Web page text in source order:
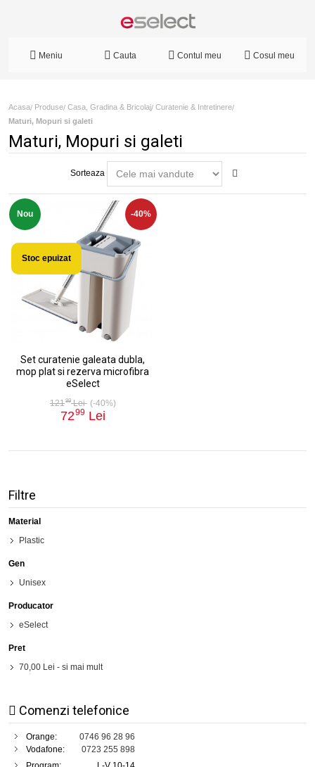
Meniu Cauta Contul meu Cosul meu
Acasa/ Produse/ Casa, Gradina & Bricolaj/ Curatenie & Intretinere/
Maturi, Mopuri si galeti
Maturi, Mopuri si galeti
Sorteaza
Nou -40%
Stoc epuizat
Set curatenie galeata dubla,
mop plat si rezerva microfibra
eSelect
12199Lei (-40%)
7299 Lei
Filtre
Material
Plastic
Gen
Unisex
Producator
eSelect
Pret
70,00 Lei - si mai mult
Comenzi telefonice
Orange:
0746 96 28 96
Vodafone:
0723 255 898